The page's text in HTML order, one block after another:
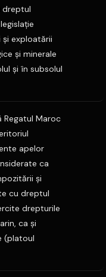
dreptul
şi exploatării
şi minerale
şi în subsolul
Regatul Maroc
apelor
ca
şi
cu dreptul
drepturile
ca şi
(platoul